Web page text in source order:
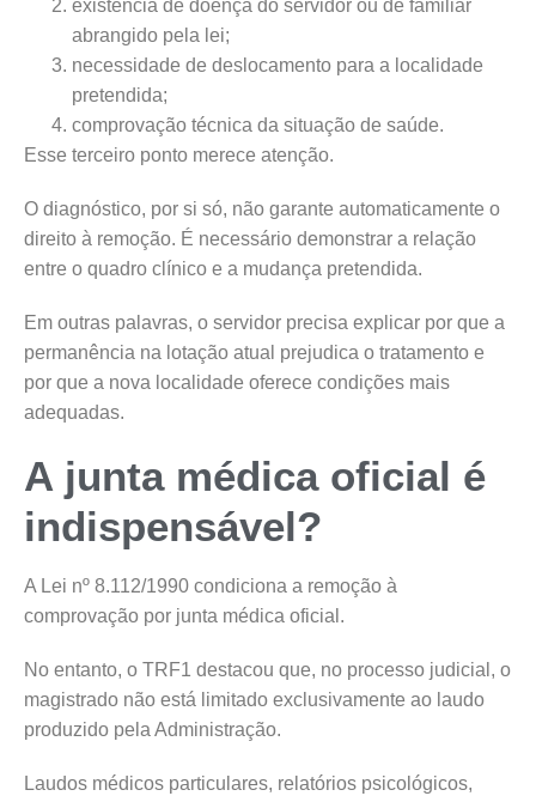
existência de doença do servidor ou de familiar
abrangido pela lei;
necessidade de deslocamento para a localidade
pretendida;
comprovação técnica da situação de saúde.
Esse terceiro ponto merece atenção.
O diagnóstico, por si só, não garante automaticamente o
direito à remoção. É necessário demonstrar a relação
entre o quadro clínico e a mudança pretendida.
Em outras palavras, o servidor precisa explicar por que a
permanência na lotação atual prejudica o tratamento e
por que a nova localidade oferece condições mais
adequadas.
A junta médica oficial é
indispensável?
A Lei nº 8.112/1990 condiciona a remoção à
comprovação por junta médica oficial.
No entanto, o TRF1 destacou que, no processo judicial, o
magistrado não está limitado exclusivamente ao laudo
produzido pela Administração.
Laudos médicos particulares, relatórios psicológicos,